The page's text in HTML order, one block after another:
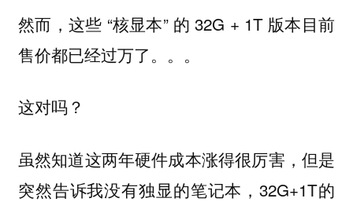
然而，这些 “核显本” 的 32G + 1T 版本目前
售价都已经过万了。。。
这对吗？
虽然知道这两年硬件成本涨得很厉害，但是
突然告诉我没有独显的笔记本，32G+1T的